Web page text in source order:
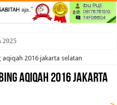
2025
2016 jakarta selatan
aqiqah 2016 jakarta